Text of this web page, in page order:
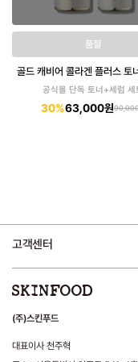
품절
골드 캐비어 콜라겐 플러스 토
공식몰 단독 토너+세럼 세
30%63,000원
고객센터
(주)스킨푸드
대표이사 천주혁